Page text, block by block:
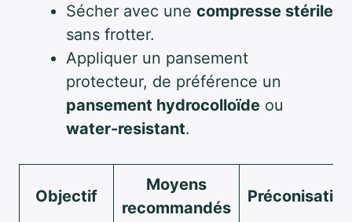
Sécher avec une compresse stérile
sans frotter.
Appliquer un pansement
protecteur, de préférence un
pansement hydrocolloïde ou
water-resistant.
Objectif
Moyens
recommandés